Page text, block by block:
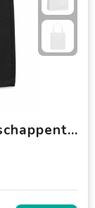
APO BAG - Non-woven boodschappentas